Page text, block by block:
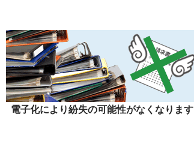
電子化により紛失の可能性がなくなります